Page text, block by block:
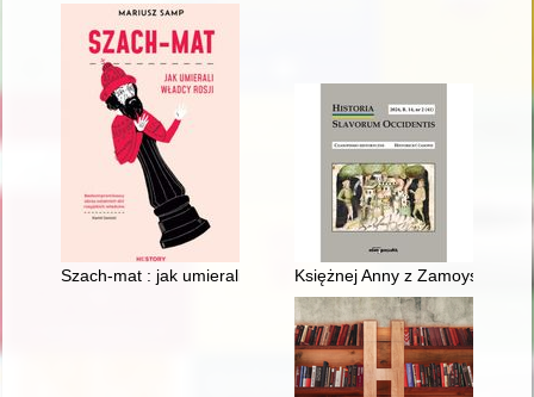
Szach-mat : jak umierali władcy RosjiKsiężnej Anny z Zamoyskich